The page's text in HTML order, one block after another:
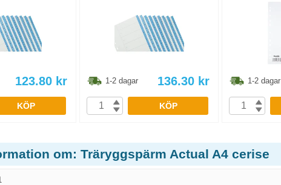
123.80 kr
KÖP
1-2 dagar 136.30 kr
KÖP
1-2 dagar
om: Träryggspärm Actual A4 cerise